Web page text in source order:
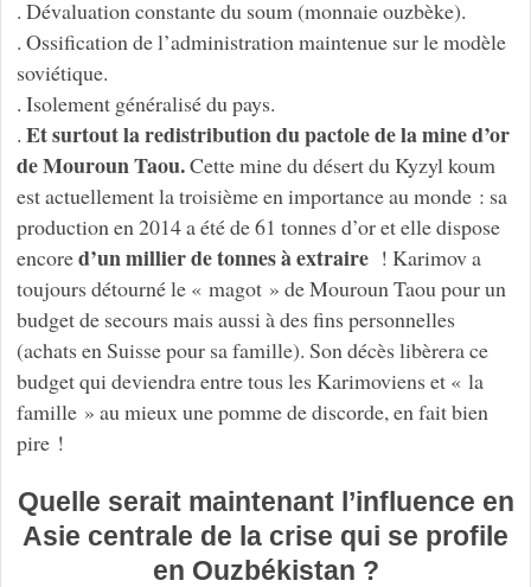
. Dévaluation constante du soum (monnaie ouzbèke).
. Ossification de l’administration maintenue sur le modèle
soviétique.
. Isolement généralisé du pays.
. Et surtout la redistribution du pactole de la mine d’or
de Mouroun Taou.Cette mine du désert du Kyzyl koum
est actuellement la troisième en importance au monde : sa
production en 2014 a été de 61 tonnes d’or et elle dispose
encored’un millier de tonnes à extraire ! Karimov a
toujours détourné le « magot » de Mouroun Taou pour un
budget de secours mais aussi à des fins personnelles
(achats en Suisse pour sa famille). Son décès libèrera ce
budget qui deviendra entre tous les Karimoviens et « la
famille » au mieux une pomme de discorde, en fait bien
pire !
Quelle serait maintenant l’influence en
Asie centrale de la crise qui se profile
en Ouzbékistan ?